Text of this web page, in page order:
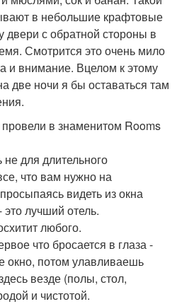
в небольшие крафтовые
двери с обратной стороны в
Смотрится это очень мило
и внимание. Вцелом к этому
две ночи я бы оставаться там
в знаменитом Rooms
не для длительного
что вам нужно на
видеть из окна
лучший отель.
любого.
что бросается в глаза -
окно, потом улавливаешь
везде (полы, стол,
и чистотой.